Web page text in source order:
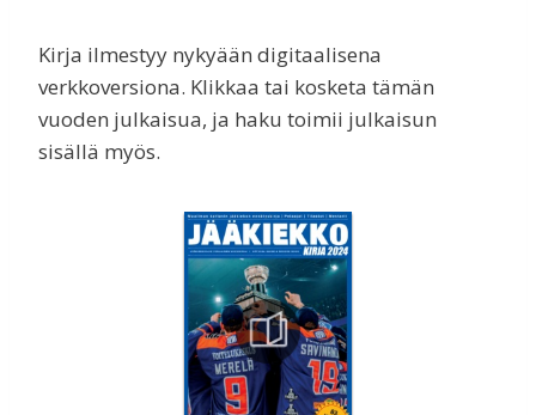
Kirja ilmestyy nykyään digitaalisena
verkkoversiona. Klikkaa tai kosketa tämän
vuoden julkaisua, ja haku toimii julkaisun
sisällä myös.